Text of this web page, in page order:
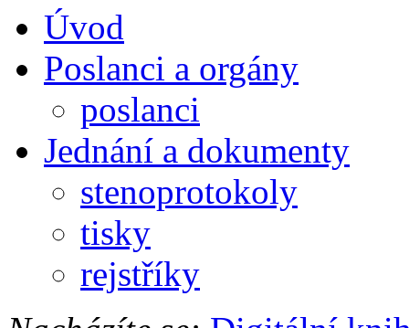
Úvod
Poslanci a orgány
poslanci
Jednání a dokumenty
stenoprotokoly
tisky
rejstříky